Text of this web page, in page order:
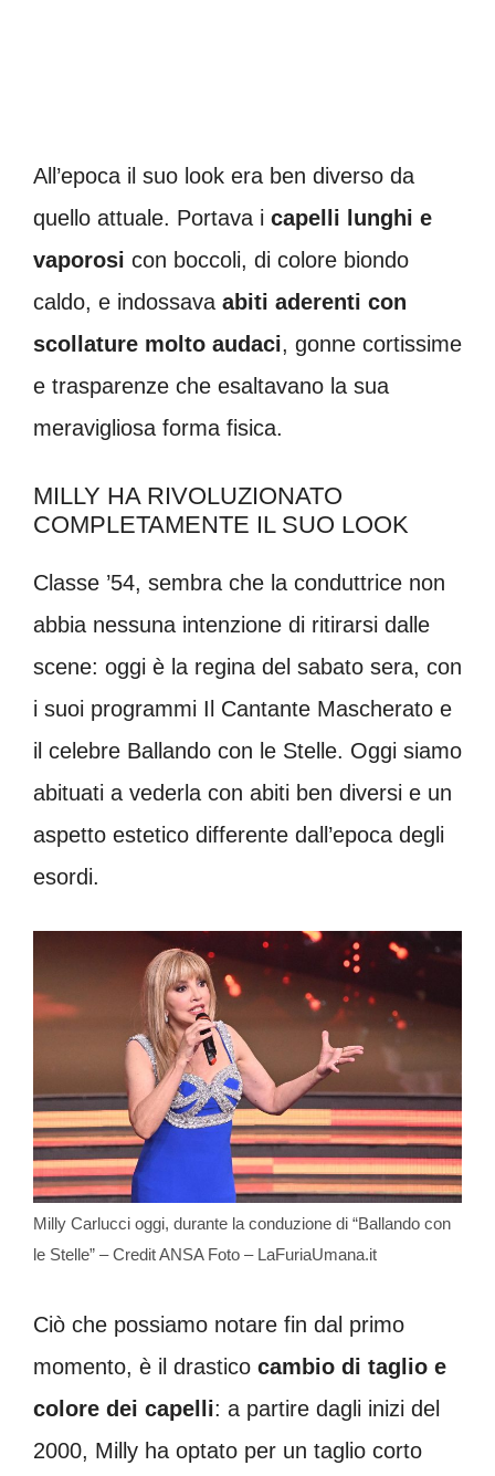
All’epoca il suo look era ben diverso da
quello attuale. Portava i capelli lunghi e
vaporosi con boccoli, di colore biondo
caldo, e indossava abiti aderenti con
scollature molto audaci, gonne cortissime
e trasparenze che esaltavano la sua
meravigliosa forma fisica.
MILLY HA RIVOLUZIONATO
COMPLETAMENTE IL SUO LOOK
Classe ’54, sembra che la conduttrice non
abbia nessuna intenzione di ritirarsi dalle
scene: oggi è la regina del sabato sera, con
i suoi programmi Il Cantante Mascherato e
il celebre Ballando con le Stelle. Oggi siamo
abituati a vederla con abiti ben diversi e un
aspetto estetico differente dall’epoca degli
esordi.
Milly Carlucci oggi, durante la conduzione di “Ballando con
le Stelle” – Credit ANSA Foto – LaFuriaUmana.it
Ciò che possiamo notare fin dal primo
momento, è il drastico cambio di taglio e
colore dei capelli: a partire dagli inizi del
2000, Milly ha optato per un taglio corto